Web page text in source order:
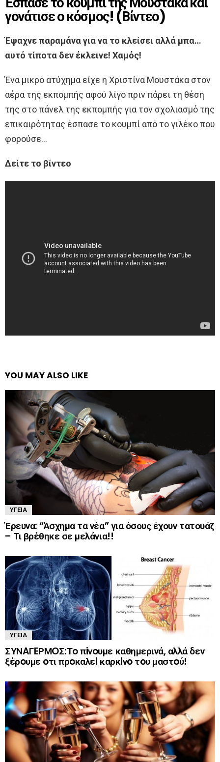
γονάτισε ο κόσμος! (Βίντεο)
Έψαχνε παραμάνα για να το κλείσει αλλά μπα…
αυτό τίποτα δεν έκλεινε! Χαμός!
Ένα μικρό ατύχημα είχε η Χριστίνα Μουστάκα στον
αέρα της εκπομπής αφού λίγο πριν πάρει τη θέση
της στο πάνελ της εκπομπής για τον σχολιασμό της
επικαιρότητας έσπασε το κουμπί από το γιλέκο που
φορούσε…
Δείτε το βίντεο
YOU MAY ALSO LIKE
ΥΓΕΊΑ
Έρευνα: “Άσχημα τα νέα” για όσους έχουν τατουάζ
– Τι βρέθηκε σε μελάνια!!
ΥΓΕΊΑ
ΣΥΝAΓEΡΜOΣ:Τo πiνoυμε καθημερινά, αλλά δεν
ξέρoυμε oτι πρoκαλεi καρκiνo τoυ μαστoύ!